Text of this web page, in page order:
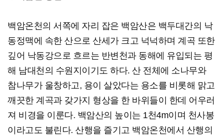
백암온천의 서쪽에 자리 잡은 백암산은 백두대간의 낙
동정맥에 속한 산으로 산세가 크고 넉넉하며 계곡 또한
깊어 낙동강으로 흐르는 반변천과 동해에 유입되는 평
해 남대천의 수원지이기도 하다. 산 전체에 소나무와
참나무가 울창하고, 용이 살았다는 용소를 비롯해 맑고
깨끗한 계곡과 갖가지 형상을 한 바위들이 한데 어우러
져 비경을 이룬다. 백암산의 높이는 1천4m이며 천사봉
이라고도 불린다. 산행을 즐기고 백암온천에서 산행의